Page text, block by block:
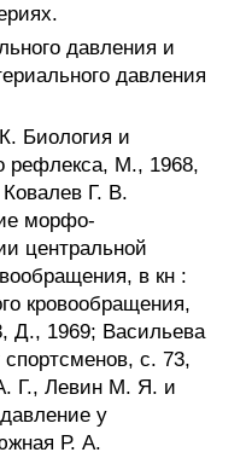
давления и
давления
Биология и
рефлекса, М., 1968,
Г. В.
морфо-
центральной
в кн :
кровообращения,
Д., 1969; Васильева
с. 73,
Г., Левин М. Я. и
у
Р. А.